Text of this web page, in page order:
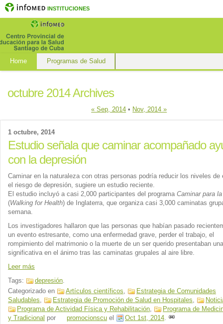
INSTITUCIONES
Home Programas de Salud
octubre 2014 Archives
« Sep, 2014 • Nov, 2014 »
1 octubre, 2014
Estudio señala que caminar acompañado
con la depresión
Caminar en la naturaleza con otras personas podría reducir los niveles de
el riesgo de depresión, sugiere un estudio reciente.
El estudio incluyó a casi 2,000 participantes del programa Caminar para
(Walking for Health) de Inglaterra, que organiza casi 3,000 caminatas
semana.
Los investigadores hallaron que las personas que habían pasado
un evento estresante, como una enfermedad grave, perder el trabajo, el
rompimiento del matrimonio o la muerte de un ser querido presentaban
significativa en el ánimo tras las caminatas grupales al aire libre.
Leer más
Tags:
depresión.
Categorizado en
Artículos científicos,
Estrategia de Comunidades
Saludables, Estrategia de Promoción de Salud en Hospitales,
Programa de Actividad Física y Rehabilitación,
Programa de
y Tradicional por promocionscu el Oct 1st, 2014.